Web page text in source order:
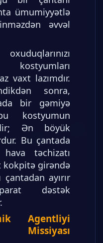
ümumiyyətlə
əvvəl
kostyumları
vaxt lazımdır.
sonra,
bir gəmiyə
kostyumun
Ən böyük
Bu çantada
təchizatı
kokpitə girəndə
çantadan ayırır
dəstək
Agentliyi
Missiyası